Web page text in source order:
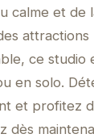
calme et de
attractions
ce studio
en solo.
et profitez
dès